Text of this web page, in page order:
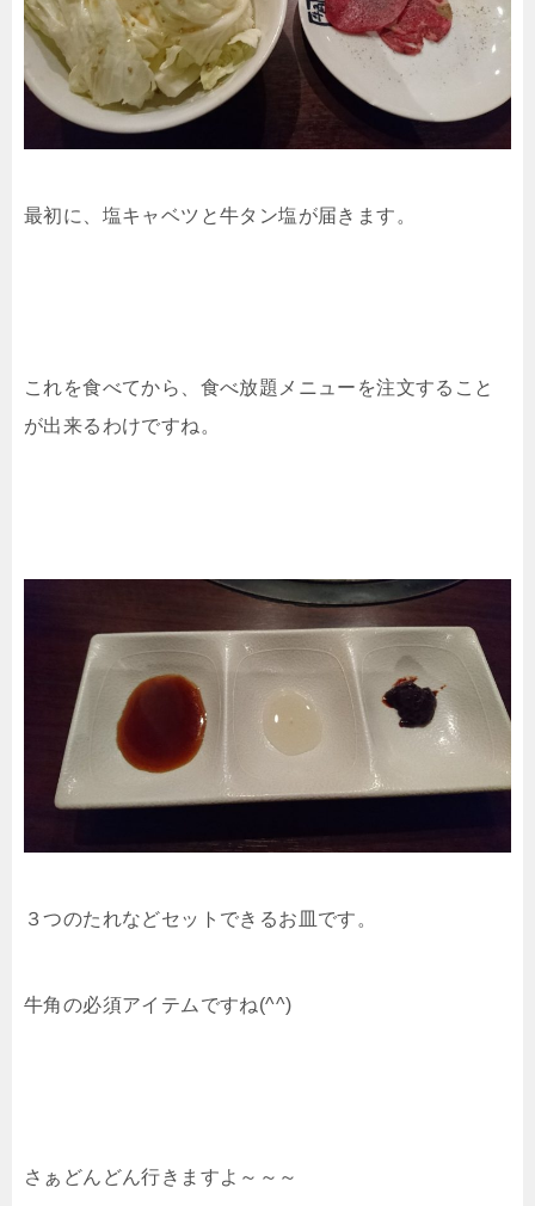
最初に、塩キャベツと牛タン塩が届きます。
これを食べてから、食べ放題メニューを注文すること
が出来るわけですね。
３つのたれなどセットできるお皿です。
牛角の必須アイテムですね(^^)
さぁどんどん行きますよ～～～